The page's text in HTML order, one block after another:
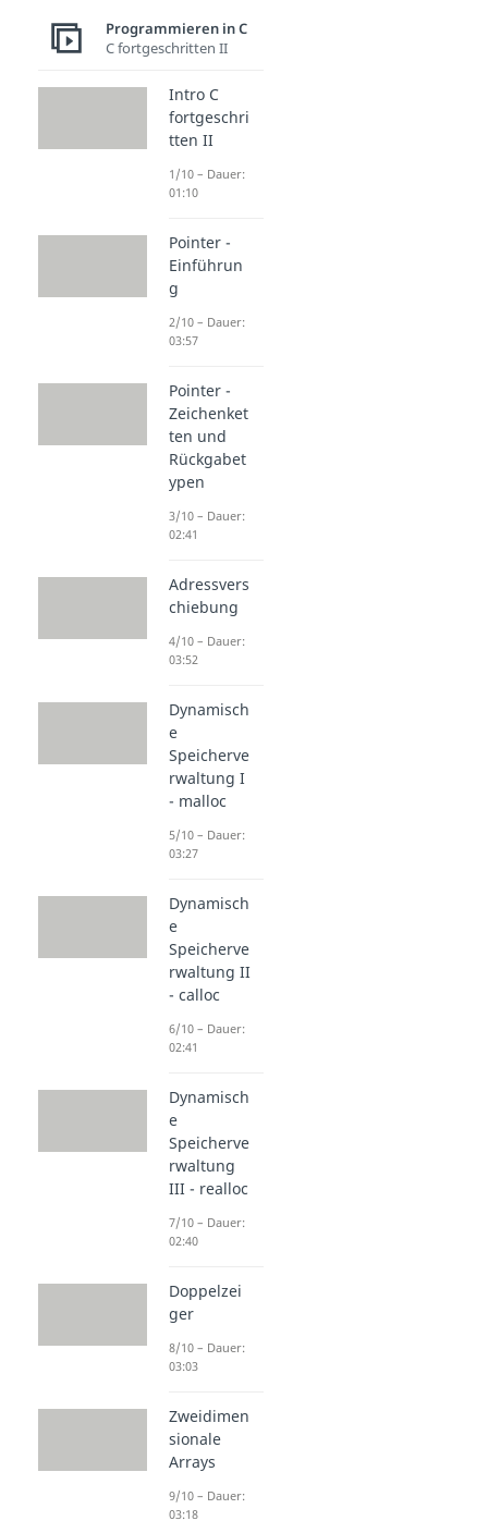
Programmieren in C
C fortgeschritten II
Intro C
fortgeschri
tten II
1/10 – Dauer:
01:10
Pointer -
Einführun
g
2/10 – Dauer:
03:57
Pointer -
Zeichenket
ten und
Rückgabet
ypen
3/10 – Dauer:
02:41
Adressvers
chiebung
4/10 – Dauer:
03:52
Dynamisch
e
Speicherve
rwaltung I
- malloc
5/10 – Dauer:
03:27
Dynamisch
e
Speicherve
rwaltung II
- calloc
6/10 – Dauer:
02:41
Dynamisch
e
Speicherve
rwaltung
III - realloc
7/10 – Dauer:
02:40
Doppelzei
ger
8/10 – Dauer:
03:03
Zweidimen
sionale
Arrays
9/10 – Dauer:
03:18